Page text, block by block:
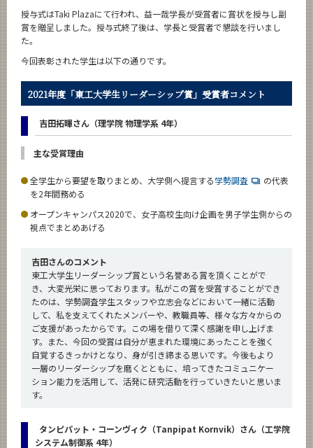
授与式はTaki Plazaにて行われ、益一哉学長が受賞者に賞状を授与し副
賞を贈呈しました。授与式終了後は、学長と受賞者で懇談を行いまし
た。
今回表彰された学生は以下の通りです。
2021年度「東工大学生リーダーシップ賞」受賞者コメント
吉田拓暉さん（理学院 物理学系 4年）
主な受賞理由
全学生から要望を取りまとめ、大学側へ提言する学勢調査
の代表
を2年間務める
オープンキャンパス2020で、女子高校生向け企画を男子学生側からの
視点でまとめあげる
吉田さんのコメント
東工大学生リーダーシップ賞という名誉ある賞を頂くことがで
き、大変光栄に思っております。私がこの賞を受賞することができ
たのは、学勢調査学生スタッフや立志会などにおいて一緒に活動
して、私を支えてくれたメンバーや、教職員等、様々な方々からの
ご支援があったからです。この場を借りて深く感謝を申し上げま
す。また、今回の受賞は自分が恵まれた環境にあったことを強く
自覚するきっかけとなり、身が引き締まる思いです。今後もより
一層のリーダーシップを磨くとともに、培ってきたコミュニケー
ション能力を活用して、活発に研究活動を行っていきたいと思いま
す。
タンピパット・コーンヴィク（Tanpipat Kornvik）さん（工学院
システム制御系 4年）